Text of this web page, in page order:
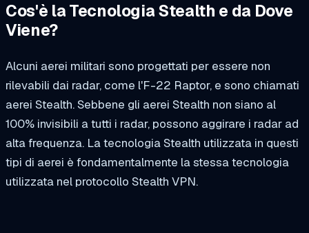
Cos'è la Tecnologia Stealth e da Dove
Viene?
Alcuni aerei militari sono progettati per essere non
rilevabili dai radar, come l'F-22 Raptor, e sono chiamati
aerei Stealth. Sebbene gli aerei Stealth non siano al
100% invisibili a tutti i radar, possono aggirare i radar ad
alta frequenza. La tecnologia Stealth utilizzata in questi
tipi di aerei è fondamentalmente la stessa tecnologia
utilizzata nel protocollo Stealth VPN.